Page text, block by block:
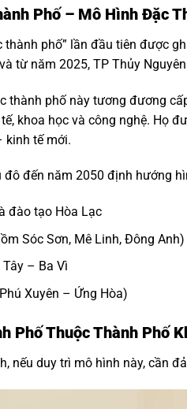
Phố – Mô Hình Đặc
thành phố” lần đầu tiên được
từ năm 2025, TP Thủy
thành phố này tương đương
khoa học và công nghệ. Họ
kinh tế mới.
đô đến năm 2050 định hướng
đào tạo Hòa Lạc
Sóc Sơn, Mê Linh, Đông Anh)
– Ba Vì
Xuyên – Ứng Hòa)
Phố Thuộc Thành Phố
nếu duy trì mô hình này, cần